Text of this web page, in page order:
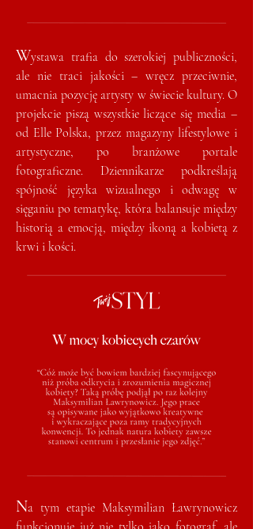
Wystawa trafia do szerokiej publiczności,
ale nie traci jakości – wręcz przeciwnie,
umacnia pozycję artysty w świecie kultury. O
projekcie piszą wszystkie liczące się media –
od Elle Polska, przez magazyny lifestylowe i
artystyczne, po branżowe portale
fotograficzne. Dziennikarze podkreślają
spójność języka wizualnego i odwagę w
sięganiu po tematykę, która balansuje między
historią a emocją, między ikoną a kobietą z
krwi i kości.
Na tym etapie Maksymilian Ławrynowicz